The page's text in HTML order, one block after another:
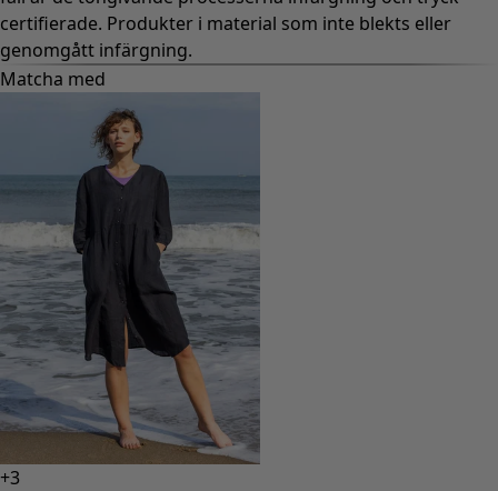
certifierade. Produkter i material som inte blekts eller
genomgått infärgning.
Matcha med
+3